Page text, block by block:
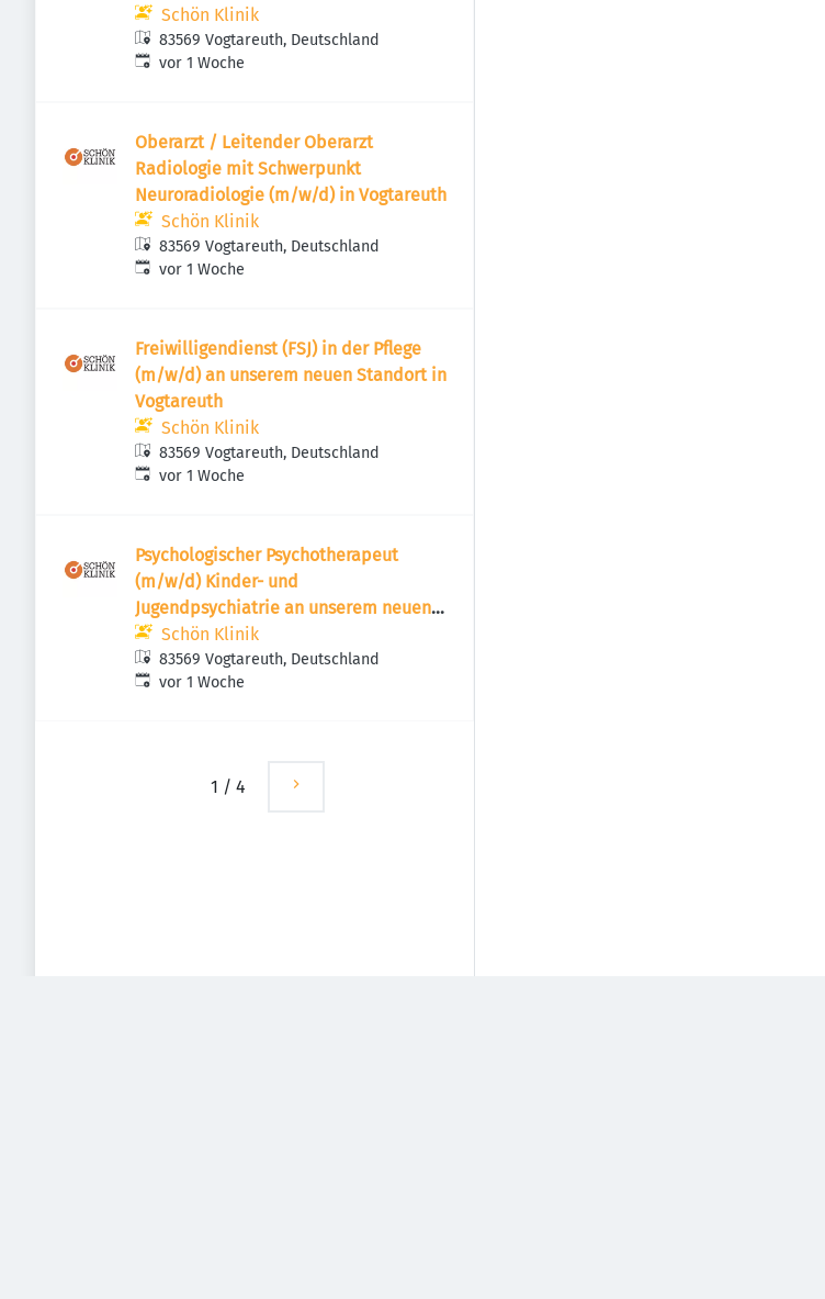
Schön Klinik
83569 Vogtareuth, Deutschland
Veröffentlicht:
vor 1 Woche
Oberarzt / Leitender Oberarzt
Radiologie mit Schwerpunkt
Neuroradiologie (m/w/d) in Vogtareuth
Schön Klinik
83569 Vogtareuth, Deutschland
Veröffentlicht:
vor 1 Woche
Freiwilligendienst (FSJ) in der Pflege
(m/w/d) an unserem neuen Standort in
Vogtareuth
Schön Klinik
83569 Vogtareuth, Deutschland
Veröffentlicht:
vor 1 Woche
Psychologischer Psychotherapeut
(m/w/d) Kinder- und
Jugendpsychiatrie an unserem neuen
Standort in Vogtareuth
Schön Klinik
83569 Vogtareuth, Deutschland
Veröffentlicht:
vor 1 Woche
1 / 4